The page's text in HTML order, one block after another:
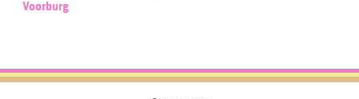
Voorburg